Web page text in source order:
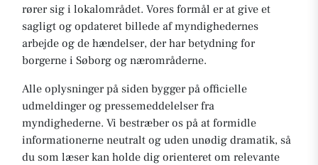
rører sig i lokalområdet. Vores formål er at give et
sagligt og opdateret billede af myndighedernes
arbejde og de hændelser, der har betydning for
borgerne i Søborg og nærområderne.
Alle oplysninger på siden bygger på officielle
udmeldinger og pressemeddelelser fra
myndighederne. Vi bestræber os på at formidle
informationerne neutralt og uden unødig dramatik, så
du som læser kan holde dig orienteret om relevante